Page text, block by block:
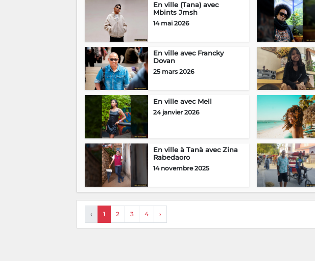
En ville (Tana) avec
Mbints Jmsh
14 mai 2026
En ville avec Francky
Dovan
25 mars 2026
En ville avec Mell
24 janvier 2026
En ville à Tanà avec Zina
Rabedaoro
14 novembre 2025
‹ 1 2 3 4 ›